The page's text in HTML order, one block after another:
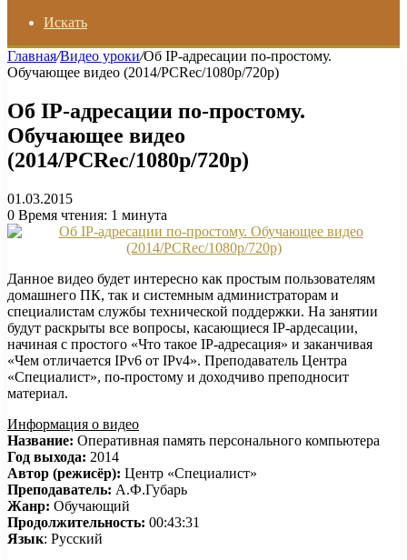
Искать
Главная/Видео уроки/Об IP-адресации по-простому.
Обучающее видео (2014/PCRec/1080p/720p)
Об IP-адресации по-простому.
Обучающее видео
(2014/PCRec/1080p/720p)
01.03.2015
0 Время чтения: 1 минута
Данное видео будет интересно как простым пользователям
домашнего ПК, так и системным администраторам и
специалистам службы технической поддержки. На занятии
будут раскрыты все вопросы, касающиеся IP-ардесации,
начиная с простого «Что такое IP-адресация» и заканчивая
«Чем отличается IPv6 от IPv4». Преподаватель Центра
«Специалист», по-простому и доходчиво преподносит
материал.
Информация о видео
Название: Оперативная память персонального компьютера
Год выхода: 2014
Автор (режисёр): Центр «Специалист»
Преподаватель: А.Ф.Губарь
Жанр: Обучающий
Продолжительность: 00:43:31
Язык: Русский